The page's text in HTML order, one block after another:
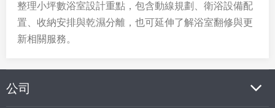
整理小坪數浴室設計重點，包含動線規劃、衛浴設備配
置、收納安排與乾濕分離，也可延伸了解浴室翻修與更
新相關服務。
公司